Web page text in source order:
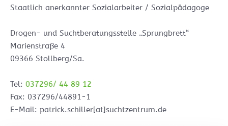
Staatlich anerkannter Sozialarbeiter / Sozialpädagoge
Drogen- und Suchtberatungsstelle „Sprungbrett“
Marienstraße 4
09366 Stollberg/Sa.
Tel: 037296/ 44 89 12
Fax: 037296/44891-1
E-Mail: patrick.schiller[at]suchtzentrum.de